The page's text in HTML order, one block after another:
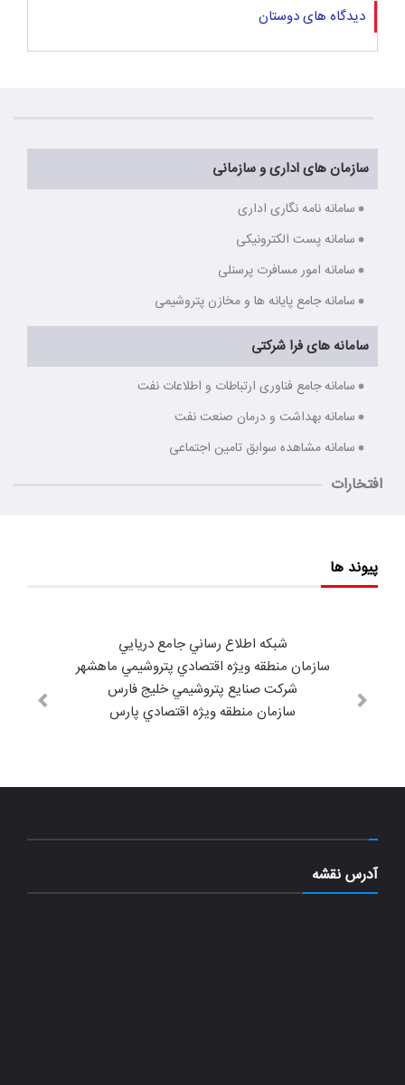
دیدگاه های دوستان
سازمان های اداری و سازمانی
سامانه نامه نگاری اداری
سامانه پست الکترونیکی
سامانه امور مسافرت پرسنلی
سامانه جامع پایانه ها و مخازن پتروشیمی
سامانه های فرا شرکتی
سامانه جامع فناوری ارتباطات و اطلاعات نفت
سامانه بهداشت و درمان صنعت نفت
سامانه مشاهده سوابق تامین اجتماعی
افتخارات
پیوند ها
شبكه اطلاع رساني جامع دريايي
سازمان منطقه ويژه اقتصادي پتروشيمي ماهشهر
شركت صنايع پتروشيمي خليج فارس
سازمان منطقه ويژه اقتصادي پارس
آدرس نقشه